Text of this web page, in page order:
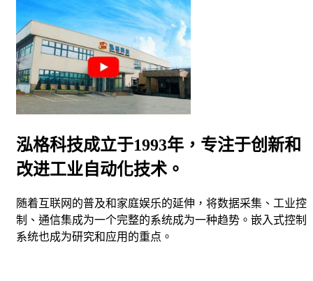
泓格科技成立于1993年，专注于创新和
改进工业自动化技术。
随着互联网的普及和家庭娱乐的延伸，将数据采集、工业控
制、通信集成为一个完整的系统成为一种趋势。嵌入式控制
系统也成为研究和应用的重点。